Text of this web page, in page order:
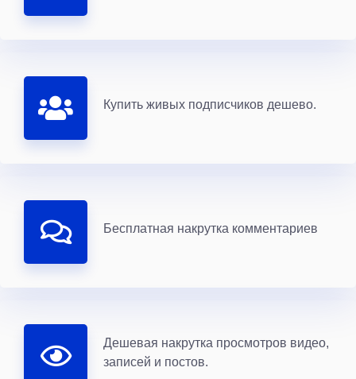
Купить живых подписчиков дешево.
Бесплатная накрутка комментариев
Дешевая накрутка просмотров видео,
записей и постов.